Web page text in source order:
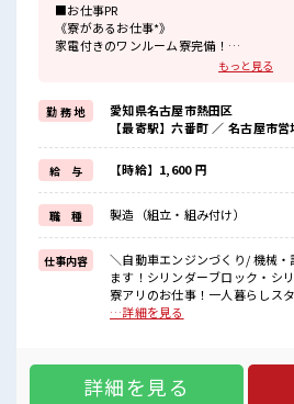
■お仕事PR
《寮があるお仕事*》
家電付きのワンルーム寮完備！
さらに寮費ほ補助3万円あり！
今までと違う場所で働いてみたい方や
一人暮らしをはじめてみたい方などにもオ
赴任時の交通費の支給もあります◎
《通勤らくらく*》
駐車場は無料で使えます！
車・バイク・自転車・電車通勤OK！
ご自身のライフスタイルに合わせた通勤方
《経験をいかして働こう*》
ブランクのある方も大歓迎！
ここでさらにスキルUPしちゃいましょう★
■職場の雰囲気
20代・30代の方カツヤク中★
さらに食堂もあります！
コンビニは職場の目の前にあるのでらく
お昼ご飯に困らないですね♪
もっと見る
勤 務 地
愛知県名古屋市熱田区
【最寄駅】六番町 ／ 名古屋市
給 与 【時給】1,600 円
職 種 製造（組立・組み付け）
仕事内容
＼自動車エンジンづくり/ 機械
ます！シリンダーブロック・シ
寮アリのお仕事！一人暮らしスター
事PR 《寮があるお仕事*》 家電
はじめてみたい方などにもオス
もあります◎ 《通勤らくらく*》
車・バイク・自転車・電車通勤
…詳細を見る
詳細を見る